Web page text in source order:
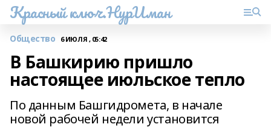
Красный ключ.НурИман
Общество 6 ИЮЛЯ , 05:42
В Башкирию пришло
настоящее июльское тепло
По данным Башгидромета, в начале
новой рабочей недели установится